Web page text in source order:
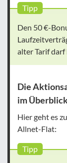
Tipp
Den 50 €-
alter Tarif darf
Die
im
Hier geht es
Allnet-Flat:
Tipp